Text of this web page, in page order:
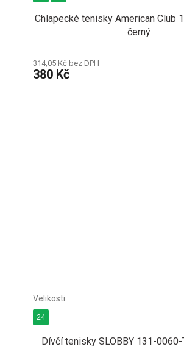
Chlapecké tenisky American Club
černý
314,05 Kč bez DPH
380 Kč
Dívčí tenisky SLOBBY 131-
24